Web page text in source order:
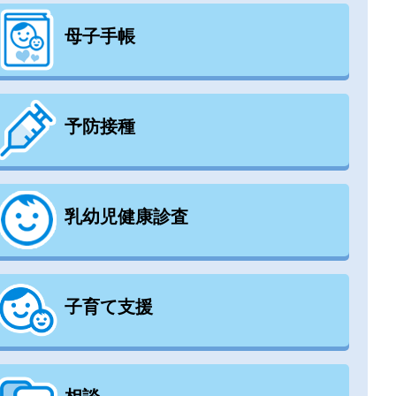
母子手帳
予防接種
乳幼児健康診査
子育て支援